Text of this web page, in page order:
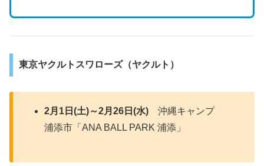
東京ヤクルトスワローズ（ヤクルト）
2月1日(土)～2月26日(水) 沖縄キャンプ
浦添市「ANA BALL PARK 浦添」